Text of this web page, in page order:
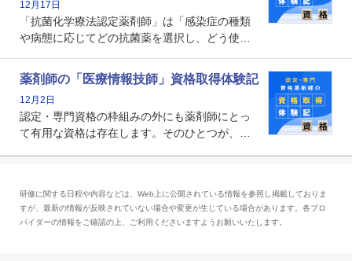
かれる存在です。
12月17日
「抗菌化学療法認定薬剤師」は「感染症の種類
や病態に応じてどの抗菌薬を選択し、どう使っ
る薬剤師です。現在、感染防止対策加算の施設
基準に専任の薬剤師配置が挙げられており、今
後は感染症領域で薬剤師に、より多くの役割が
求められる可能性もあります。
薬剤師の「医療情報技師」資格取得体験記
12月2日
認定・専門資格の枠組みの外にも薬剤師にとっ
て有用な資格は存在します。そのひとつが、
とは、病院薬剤師を中心に大きな武器になりま
す。
研修に関する日程や内容などは、Web上に公開されている情報を参照し掲載しておりま
すが、最新の情報が反映されていない場合や変更が生じている場合があります。各プロ
バイダーの情報をご確認の上、ご利用くださいますようお願いいたします。